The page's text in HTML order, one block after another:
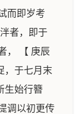
而即岁考
者，即于
， 【 庚辰
，于七月末
生始行簪
调以初更传